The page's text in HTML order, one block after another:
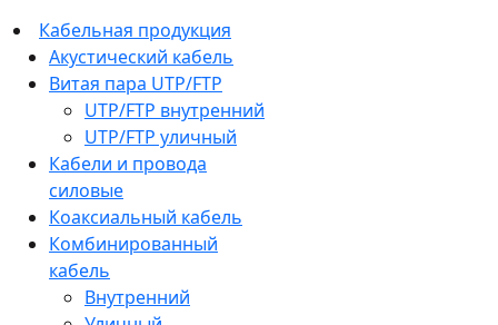
Кабельная продукция
Акустический кабель
Витая пара UTP/FTP
UTP/FTP внутренний
UTP/FTP уличный
Кабели и провода
силовые
Коаксиальный кабель
Комбинированный
кабель
Внутренний